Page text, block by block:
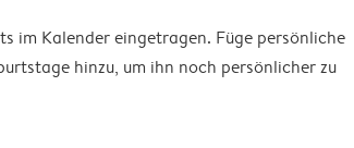
im Kalender eingetragen. Füge persönliche
hinzu, um ihn noch persönlicher zu